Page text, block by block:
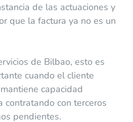
de las actuaciones y
que la factura ya no es un
de Bilbao, esto es
cuando el cliente
capacidad
contratando con terceros
pendientes.